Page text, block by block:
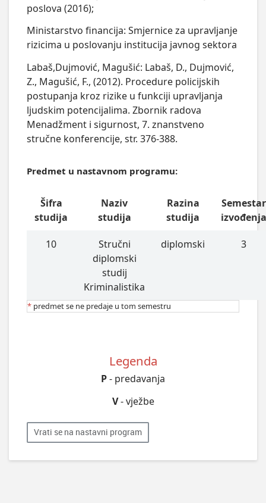
poslova (2016);
Ministarstvo financija: Smjernice za upravljanje
rizicima u poslovanju institucija javnog sektora
Labaš,Dujmović, Magušić: Labaš, D., Dujmović,
Z., Magušić, F., (2012). Procedure policijskih
postupanja kroz rizike u funkciji upravljanja
ljudskim potencijalima. Zbornik radova
Menadžment i sigurnost, 7. znanstveno
stručne konferencije, str. 376-388.
Predmet u nastavnom programu:
Šifra
studija
Naziv
studija
Razina
studija
Semestar
10
Stručni
diplomski
studij
Kriminalistika
diplomski 3
* predmet se ne predaje u tom semestru
Legenda
P- predavanja
V- vježbe
Vrati se na nastavni program